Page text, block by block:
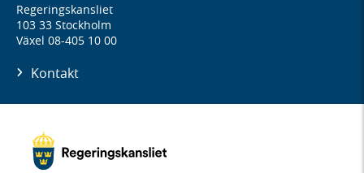
Regeringskansliet
103 33 Stockholm
Växel 08-405 10 00
Kontakt